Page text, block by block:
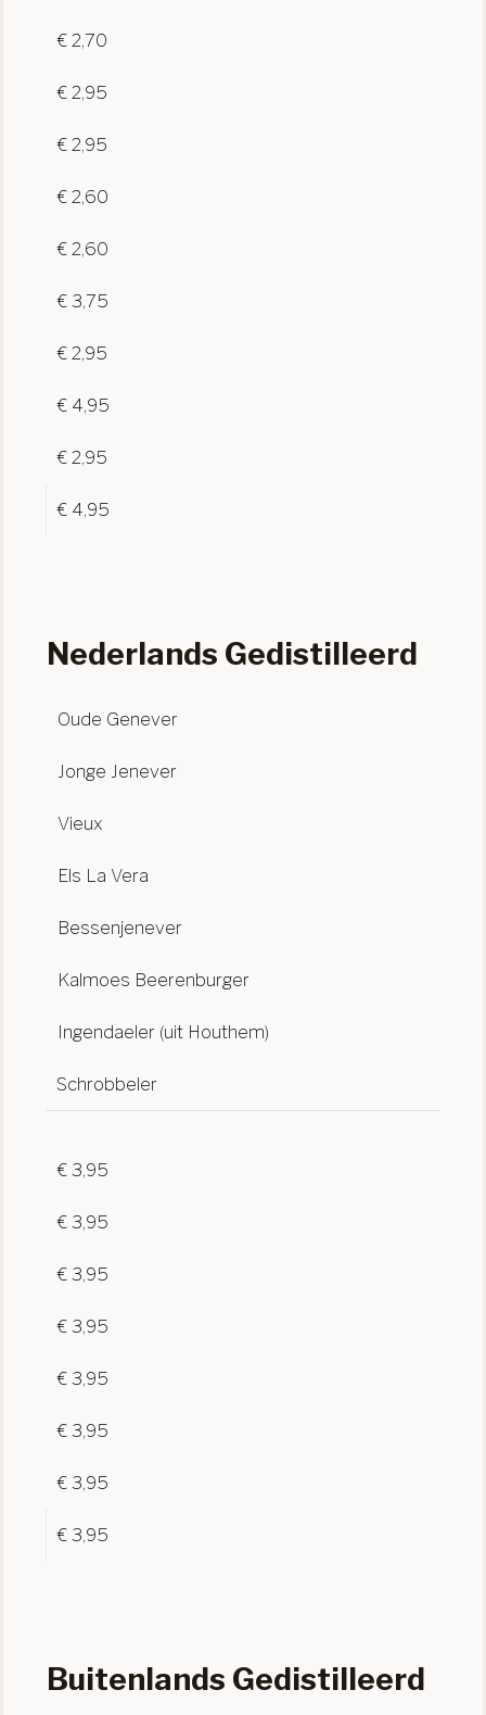
€ 2,70
€ 2,95
€ 2,95
€ 2,60
€ 2,60
€ 3,75
€ 2,95
€ 4,95
€ 2,95
€ 4,95
Nederlands Gedistilleerd
Oude Genever
Jonge Jenever
Vieux
Els La Vera
Bessenjenever
Kalmoes Beerenburger
Ingendaeler (uit Houthem)
Schrobbeler
€ 3,95
€ 3,95
€ 3,95
€ 3,95
€ 3,95
€ 3,95
€ 3,95
€ 3,95
Buitenlands Gedistilleerd